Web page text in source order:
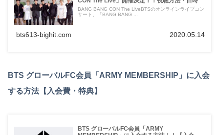
BANG BANG CON The LiveBTSのオンラインライブコン
サート、「BANG BANG ...
bts613-bighit.com 2020.05.14
BTS グローバルFC会員「ARMY MEMBERSHIP」に入会
する方法【入会費・特典】
BTS グローバルFC会員「ARMY